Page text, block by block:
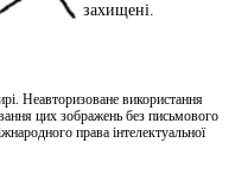
захищені.
Неавторизоване використання
цих зображень без письмового
права інтелектуальної